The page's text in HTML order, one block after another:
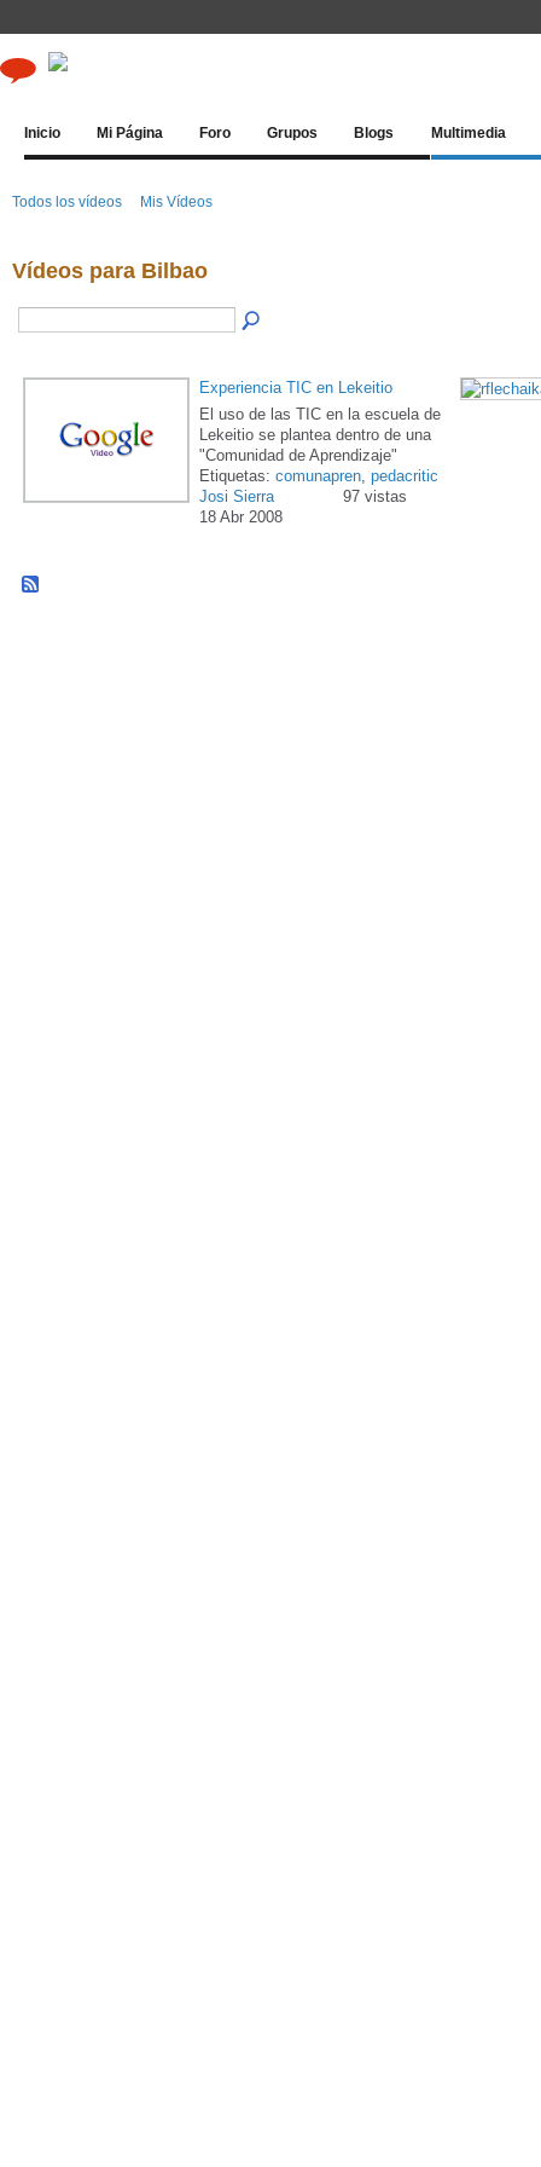
Inicio Mi Página Foro Grupos Blogs Multimedia
Todos los vídeos Mis Vídeos
Vídeos para Bilbao
Experiencia TIC en Lekeitio
El uso de las TIC en la escuela de
Lekeitio se plantea dentro de una
"Comunidad de Aprendizaje"
Etiquetas: comunapren, pedacritic
Josi Sierra
18 Abr 2008
97 vistas